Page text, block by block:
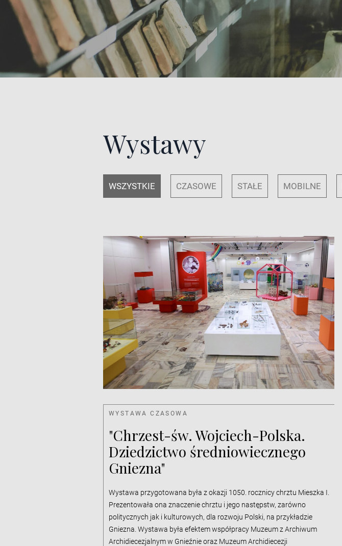
Wystawy
WSZYSTKIE CZASOWE STAŁE MOBILNE
WYSTAWA CZASOWA
"Chrzest-św. Wojciech-Polska.
Dziedzictwo średniowiecznego
Gniezna"
Wystawa przygotowana była z okazji 1050. rocznicy chrztu Mieszka I.
Prezentowała ona znaczenie chrztu i jego następstw, zarówno
politycznych jak i kulturowych, dla rozwoju Polski, na przykładzie
Gniezna. Wystawa była efektem współpracy Muzeum z Archiwum
Archidiecezjalnym w Gnieźnie oraz Muzeum Archidiecezji